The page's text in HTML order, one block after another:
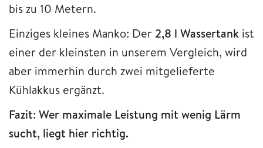
bis zu 10 Metern.
Einziges kleines Manko: Der 2,8 l Wassertank ist
einer der kleinsten in unserem Vergleich, wird
aber immerhin durch zwei mitgelieferte
Kühlakkus ergänzt.
Fazit: Wer maximale Leistung mit wenig Lärm
sucht, liegt hier richtig.